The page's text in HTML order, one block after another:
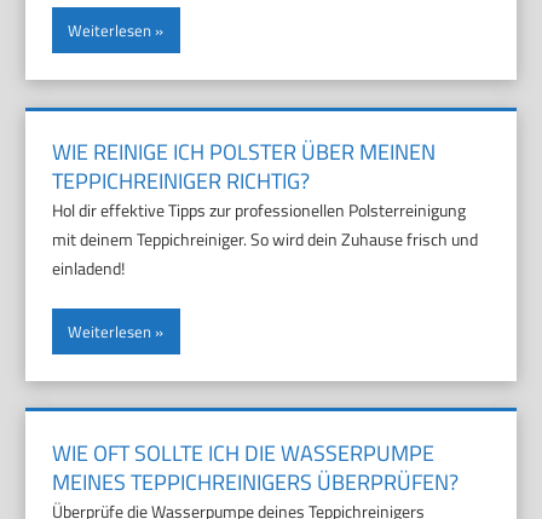
Weiterlesen
WIE REINIGE ICH POLSTER ÜBER MEINEN
TEPPICHREINIGER RICHTIG?
Hol dir effektive Tipps zur professionellen Polsterreinigung
mit deinem Teppichreiniger. So wird dein Zuhause frisch und
einladend!
Weiterlesen
WIE OFT SOLLTE ICH DIE WASSERPUMPE
MEINES TEPPICHREINIGERS ÜBERPRÜFEN?
Überprüfe die Wasserpumpe deines Teppichreinigers